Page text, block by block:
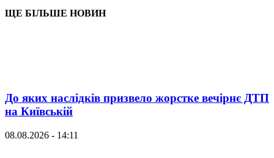
ЩЕ БІЛЬШЕ НОВИН
До яких наслідків призвело жорстке вечірнє ДТП
на Київській
08.08.2026 - 14:11